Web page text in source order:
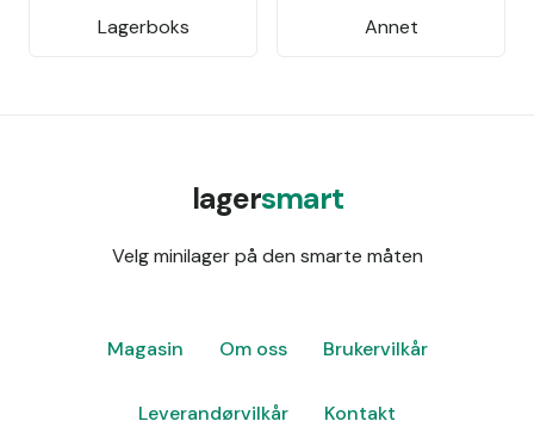
Lagerboks Annet
lagersmart
Velg minilager på den smarte måten
Magasin Om oss Brukervilkår
Leverandørvilkår Kontakt